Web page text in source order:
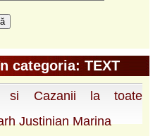
categoria: TEXT
si Cazanii la toate
Justinian Marina